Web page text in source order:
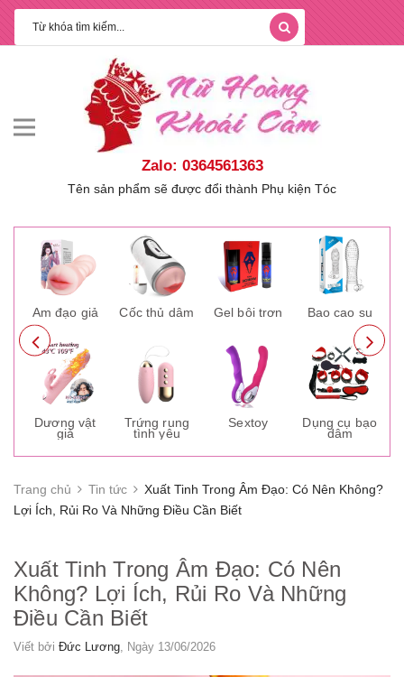
Zalo: 0364561363
Tên sản phẩm sẽ được đổi thành Phụ kiện Tóc
Âm đạo giả
Dương vật
giả
Cốc thủ dâm
Trứng rung
tình yêu
Gel bôi trơn
Sextoy
Bao cao su
Dụng cụ bạo
dâm
Trang chủ Tin tức
Xuất Tinh Trong Âm Đạo: Có Nên Không?
Lợi Ích, Rủi Ro Và Những Điều Cần Biết
Xuất Tinh Trong Âm Đạo: Có Nên
Không? Lợi Ích, Rủi Ro Và Những
Điều Cần Biết
Viết bởi Đức Lương , Ngày 13/06/2026